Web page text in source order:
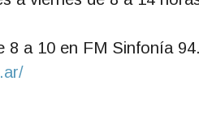
8 a 10 en FM Sinfonía